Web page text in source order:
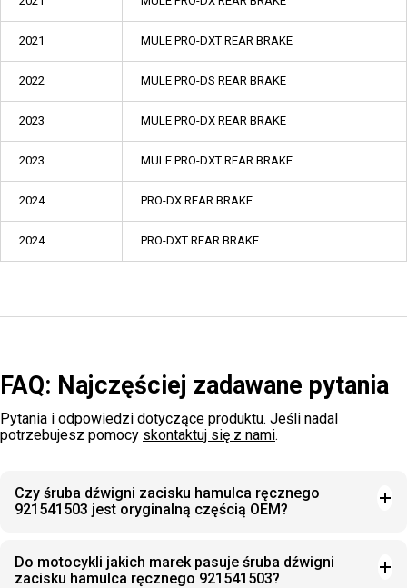
2021 MULE PRO-DXT REAR BRAKE
2022 MULE PRO-DS REAR BRAKE
2023 MULE PRO-DX REAR BRAKE
2023 MULE PRO-DXT REAR BRAKE
2024 PRO-DX REAR BRAKE
2024 PRO-DXT REAR BRAKE
FAQ: Najczęściej zadawane pytania
Pytania i odpowiedzi dotyczące produktu. Jeśli nadal
potrzebujesz pomocy skontaktuj się z nami.
Czy śruba dźwigni zacisku hamulca ręcznego
921541503 jest oryginalną częścią OEM?
Do motocykli jakich marek pasuje śruba dźwigni
zacisku hamulca ręcznego 921541503?